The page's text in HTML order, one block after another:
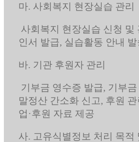
마. 사회복지 현장실습 관리
사회복지 현장실습 신청 및
인서 발급, 실습활동 안내 발
바. 기관 후원자 관리
기부금 영수증 발급, 기부금
말정산 간소화 신고, 후원
업·후원 자료 제공
사. 고유식별정보 처리 목적